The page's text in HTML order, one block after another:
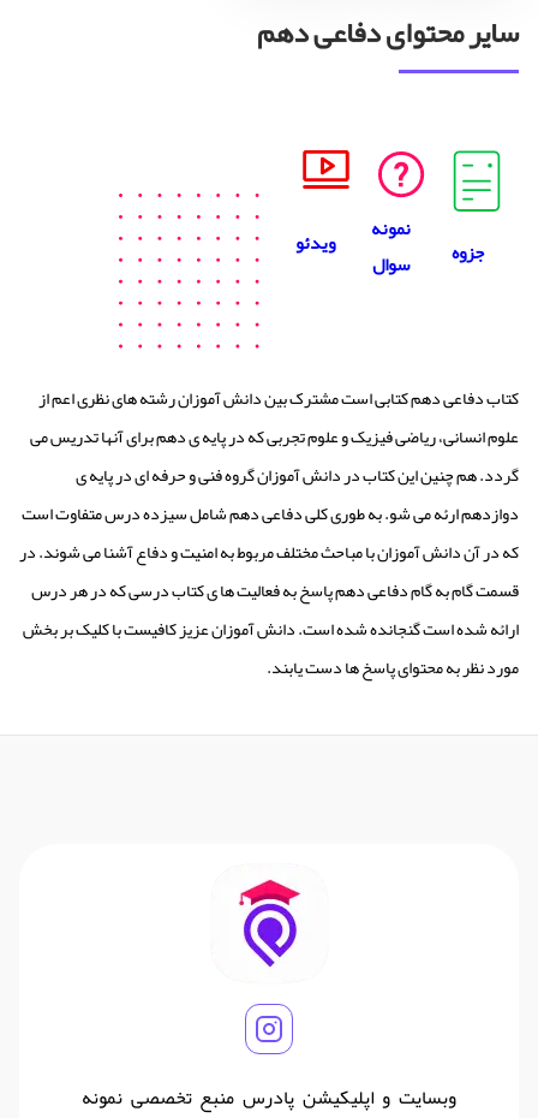
سایر محتوای دفاعی دهم
جزوه
نمونه
سوال
ویدئو
کتاب دفاعی دهم کتابی است مشترک بین دانش آموزان رشته های نظری اعم از
علوم انسانی، ریاضی فیزیک و علوم تجربی که در پایه ی دهم برای آنها تدریس می
گردد. هم چنین این کتاب در دانش آموزان گروه فنی و حرفه ای در پایه ی
دوازدهم ارئه می شو. به طوری کلی دفاعی دهم شامل سیزده درس متفاوت است
که در آن دانش آموزان با مباحث مختلف مربوط به امنیت و دفاع آشنا می شوند. در
قسمت گام به گام دفاعی دهم پاسخ به فعالیت ها ی کتاب درسی که در هر درس
ارائه شده است گنجانده شده است. دانش آموزان عزیز کافیست با کلیک بر بخش
مورد نظر به محتوای پاسخ ها دست یابند.
وبسایت و اپلیکیشن پادرس منبع تخصصی نمونه